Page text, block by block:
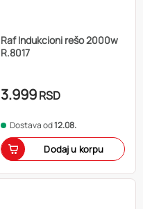
Raf Indukcioni rešo 2000w
R.8017
3.999RSD
Dostava od12.08.
Dodaj u korpu